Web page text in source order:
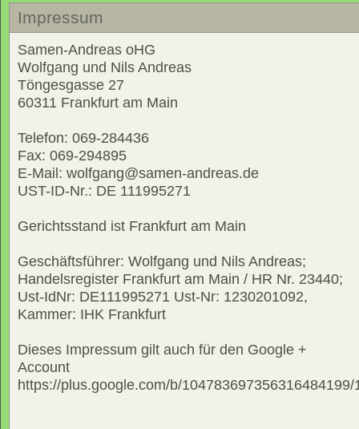
Impressum
Samen-Andreas oHG
Wolfgang und Nils Andreas
Töngesgasse 27
60311 Frankfurt am Main
Telefon: 069-284436
Fax: 069-294895
E-Mail: wolfgang@samen-andreas.de
UST-ID-Nr.: DE 111995271
Gerichtsstand ist Frankfurt am Main
Geschäftsführer: Wolfgang und Nils Andreas;
Handelsregister Frankfurt am Main / HR Nr. 23440;
Ust-IdNr: DE111995271 Ust-Nr: 1230201092,
Kammer: IHK Frankfurt
Dieses Impressum gilt auch für den Google +
Account
https://plus.google.com/b/